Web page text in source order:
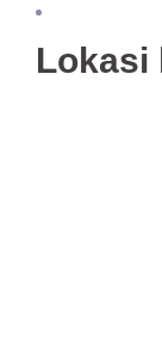
Lokasi